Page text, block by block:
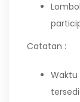
Catatan :
Waktu